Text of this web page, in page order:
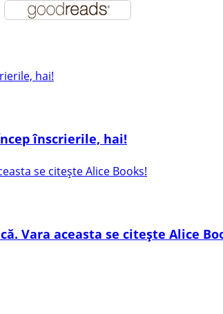
înscrierile, hai!
Vara aceasta se citește Alice